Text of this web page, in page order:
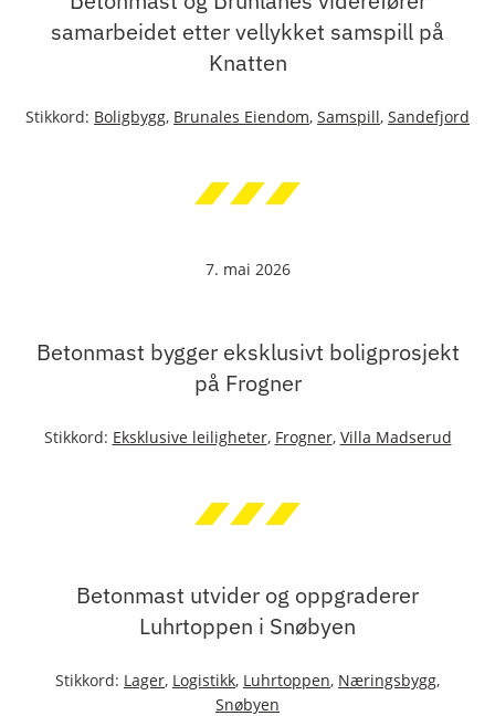
samarbeidet etter vellykket samspill på
Knatten
Stikkord: Boligbygg, Brunales Eiendom, Samspill, Sandefjord
7. mai 2026
Betonmast bygger eksklusivt boligprosjekt
på Frogner
Stikkord: Eksklusive leiligheter, Frogner, Villa Madserud
Betonmast utvider og oppgraderer
Luhrtoppen i Snøbyen
Stikkord: Lager, Logistikk, Luhrtoppen, Næringsbygg,
Snøbyen